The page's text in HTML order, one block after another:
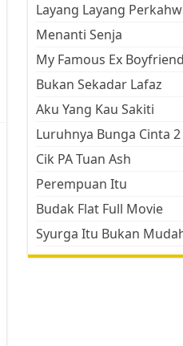
Layang Layang
Menanti Senja
My Famous Ex Boyfriend
Bukan Sekadar Lafaz
Aku Yang Kau Sakiti
Luruhnya Bunga Cinta 2
Cik PA Tuan Ash
Perempuan Itu
Budak Flat Full Movie
Syurga Itu Bukan